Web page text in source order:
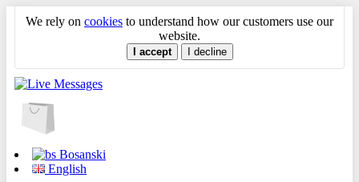
We rely on cookies to understand how our customers use our
website.
I accept I decline
Bosanski
English